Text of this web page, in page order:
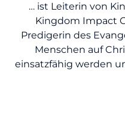
… ist Leiterin von
Kingdom Impact
Predigerin des
Menschen auf
einsatzfähig werden